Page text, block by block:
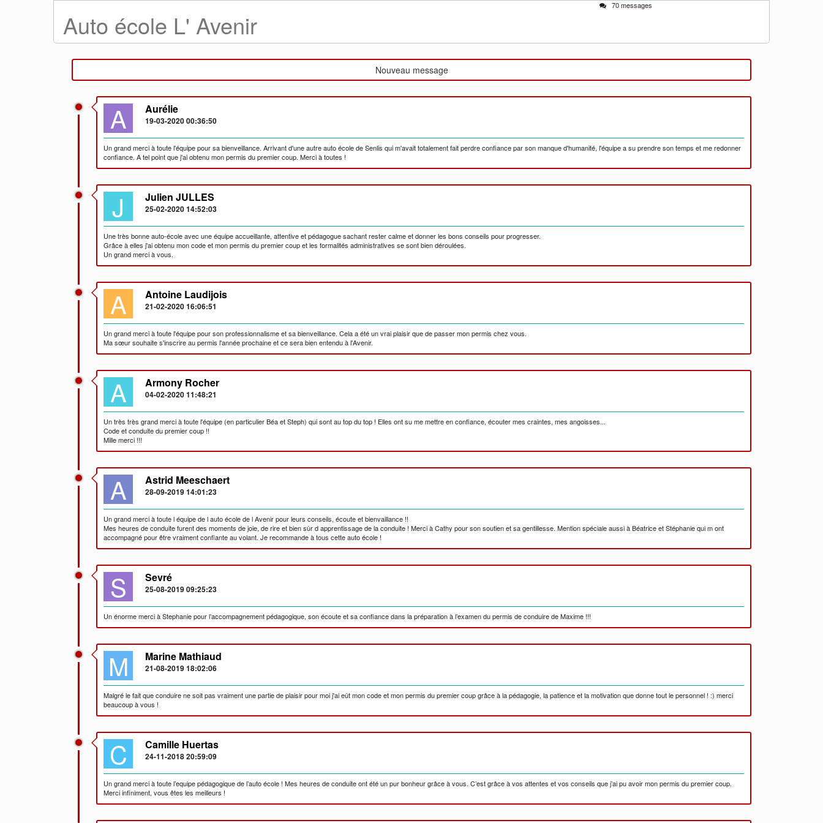
Auto école L' Avenir
70 messages
Nouveau message
A Aurélie
19-03-2020 00:36:50
Un grand merci à toute l'équipe pour sa bienveillance. Arrivant d'une autre auto école de Senlis qui m'avait totalement fait perdre confiance par son manque d'humanité, l'équipe a su prendre son temps et me redonner
confiance. A tel point que j'ai obtenu mon permis du premier coup. Merci à toutes !
J Julien JULLES
25-02-2020 14:52:03
Une très bonne auto-école avec une équipe accueillante, attentive et pédagogue sachant rester calme et donner les bons conseils pour progresser.
Grâce à elles j'ai obtenu mon code et mon permis du premier coup et les formalités administratives se sont bien déroulées.
Un grand merci à vous.
A Antoine Laudijois
21-02-2020 16:06:51
Un grand merci à toute l'équipe pour son professionnalisme et sa bienveillance. Cela a été un vrai plaisir que de passer mon permis chez vous.
Ma sœur souhaite s'inscrire au permis l'année prochaine et ce sera bien entendu à l'Avenir.
A Armony Rocher
04-02-2020 11:48:21
Un très très grand merci à toute l'équipe (en particulier Béa et Steph) qui sont au top du top ! Elles ont su me mettre en confiance, écouter mes craintes, mes angoisses...
Code et conduite du premier coup !!
Mille merci !!!
A Astrid Meeschaert
28-09-2019 14:01:23
Un grand merci à toute l équipe de l auto école de l Avenir pour leurs conseils, écoute et bienvaillance !!
Mes heures de conduite furent des moments de joie, de rire et bien sûr d apprentissage de la conduite ! Merci à Cathy pour son soutien et sa gentillesse. Mention spéciale aussi à Béatrice et Stéphanie qui m ont
accompagné pour être vraiment confiante au volant. Je recommande à tous cette auto école !
S Sevré
25-08-2019 09:25:23
Un énorme merci à Stephanie pour l’accompagnement pédagogique, son écoute et sa confiance dans la préparation à l’examen du permis de conduire de Maxime !!!
M Marine Mathiaud
21-08-2019 18:02:06
Malgré le fait que conduire ne soit pas vraiment une partie de plaisir pour moi j'ai eût mon code et mon permis du premier coup grâce à la pédagogie, la patience et la motivation que donne tout le personnel ! :) merci
beaucoup à vous !
C Camille Huertas
24-11-2018 20:59:09
Un grand merci à toute l’equipe pédagogique de l’auto école ! Mes heures de conduite ont été un pur bonheur grâce à vous. C’est grâce à vos attentes et vos conseils que j’ai pu avoir mon permis du premier coup.
Merci infiniment, vous êtes les meilleurs !